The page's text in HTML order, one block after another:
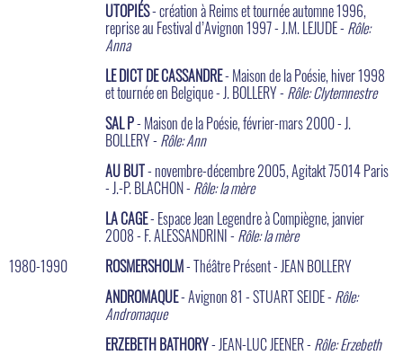
UTOPIÉS- création à Reims et tournée automne 1996,
reprise au Festival d’Avignon 1997 - J.M. LEJUDE - Rôle:
Anna
LE DICT DE CASSANDRE- Maison de la Poésie, hiver 1998
et tournée en Belgique - J. BOLLERY - Rôle: Clytemnestre
SAL P- Maison de la Poésie, février-mars 2000 - J.
BOLLERY - Rôle: Ann
AU BUT- novembre-décembre 2005, Agitakt 75014 Paris
- J.-P. BLACHON - Rôle: la mère
LA CAGE- Espace Jean Legendre à Compiègne, janvier
2008 - F. ALESSANDRINI - Rôle: la mère
1980-1990
ROSMERSHOLM- Théâtre Présent - JEAN BOLLERY
ANDROMAQUE- Avignon 81 - STUART SEIDE - Rôle:
Andromaque
ERZEBETH BATHORY- JEAN-LUC JEENER - Rôle: Erzebeth